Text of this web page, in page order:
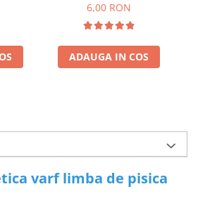
6,00 RON
ADAUGA IN COS
varf limba de pisica